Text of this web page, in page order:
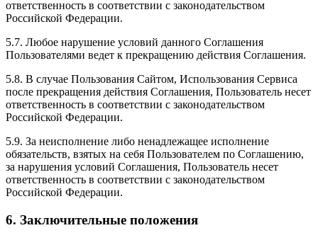
ответственность в соответствии с законодательством
Российской Федерации.
5.7. Любое нарушение условий данного Соглашения
Пользователями ведет к прекращению действия Соглашения.
5.8. В случае Пользования Сайтом, Использования Сервиса
после прекращения действия Соглашения, Пользователь несет
ответственность в соответствии с законодательством
Российской Федерации.
5.9. За неисполнение либо ненадлежащее исполнение
обязательств, взятых на себя Пользователем по Соглашению,
за нарушения условий Соглашения, Пользователь несет
ответственность в соответствии с законодательством
Российской Федерации.
6. Заключительные положения